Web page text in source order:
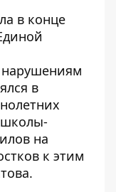
в конце
в
школы-
на
к этим